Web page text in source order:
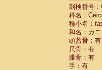
剖検番号
科名：
種小名：
和名：カ
頭蓋骨：有
尺骨：有
腓骨：有
手：有